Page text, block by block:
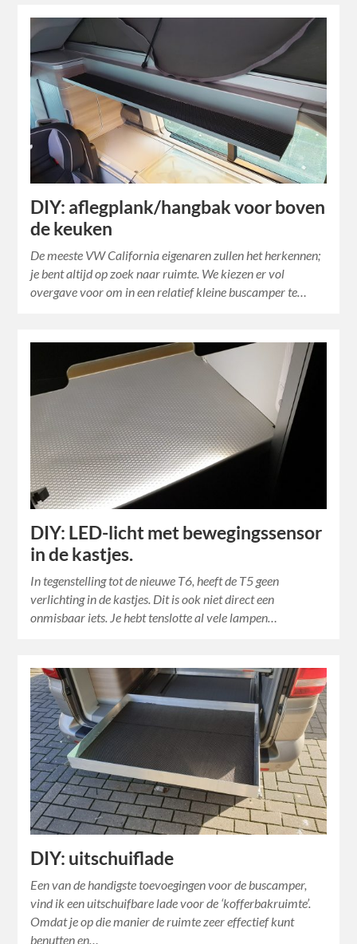
DIY: aflegplank/hangbak voor boven
de keuken
De meeste VW California eigenaren zullen het herkennen;
je bent altijd op zoek naar ruimte. We kiezen er vol
overgave voor om in een relatief kleine buscamper te…
DIY: LED-licht met bewegingssensor
in de kastjes.
In tegenstelling tot de nieuwe T6, heeft de T5 geen
verlichting in de kastjes. Dit is ook niet direct een
onmisbaar iets. Je hebt tenslotte al vele lampen…
DIY: uitschuiflade
Een van de handigste toevoegingen voor de buscamper,
vind ik een uitschuifbare lade voor de ‘kofferbakruimte’.
Omdat je op die manier de ruimte zeer effectief kunt
benutten en…